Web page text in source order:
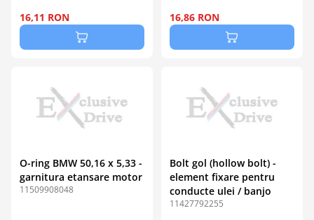
16,11 RON 16,86 RON
O-ring BMW 50,16 x 5,33 -
garnitura etansare motor
11509908048
Bolt gol (hollow bolt) -
element fixare pentru
conducte ulei / banjo
11427792255